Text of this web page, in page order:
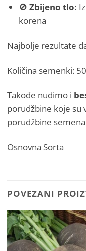
🚫 Zbijeno tlo:
korena
Najbolje rezultate
Količina semenki: 50
Takođe nudimo i
porudžbine koje su
porudžbine
Osnovna Sorta
POVEZANI